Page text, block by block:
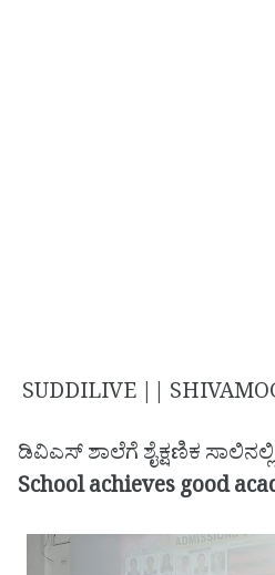
SUDDILIVE ||
ಡಿವಿಎಸ್ ಶಾಲೆಗೆ ಶೈಕ್ಷಣಿಕ
School achieves good